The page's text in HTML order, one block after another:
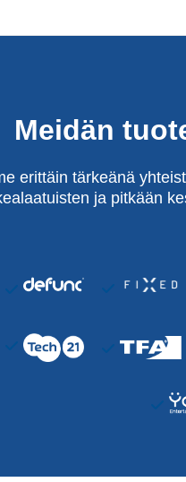
Meidän
erittäin tärkeänä
ja pitkään